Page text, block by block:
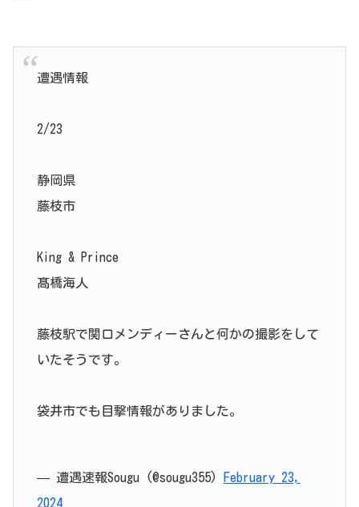
遭遇情報
2/23
静岡県
藤枝市
King & Prince
髙橋海人
藤枝駅で関口メンディーさんと何かの撮影をして
いたそうです。
袋井市でも目撃情報がありました。
— 遭遇速報Sougu (@sougu355)
February 23,
2024